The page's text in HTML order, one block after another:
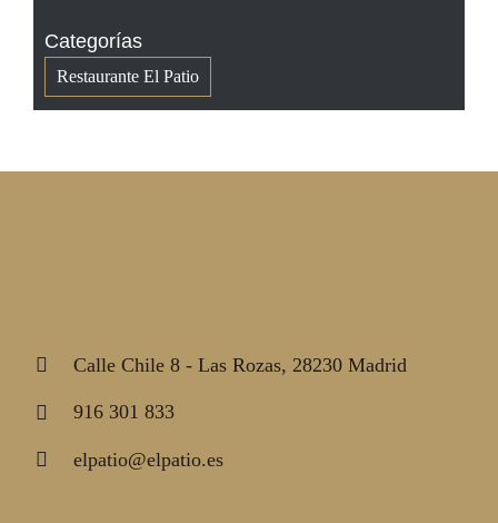
Categorías
Restaurante El Patio
Calle Chile 8 - Las Rozas, 28230 Madrid
916 301 833
elpatio@elpatio.es